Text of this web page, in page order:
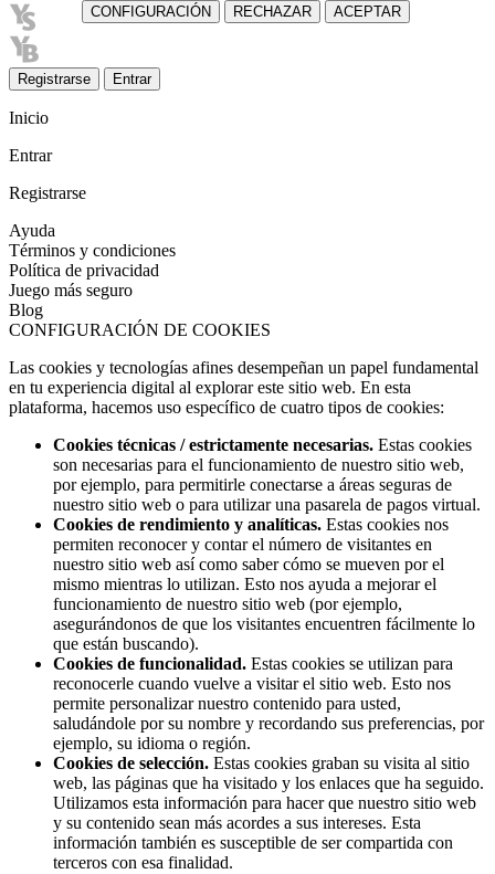
Registrarse Entrar
Inicio
Entrar
Registrarse
Ayuda
Términos y condiciones
Política de privacidad
Juego más seguro
Blog
CONFIGURACIÓN DE COOKIES
Las cookies y tecnologías afines desempeñan un papel fundamental
en tu experiencia digital al explorar este sitio web. En esta
plataforma, hacemos uso específico de cuatro tipos de cookies:
Cookies técnicas / estrictamente necesarias. Estas cookies
son necesarias para el funcionamiento de nuestro sitio web,
por ejemplo, para permitirle conectarse a áreas seguras de
nuestro sitio web o para utilizar una pasarela de pagos virtual.
Cookies de rendimiento y analíticas. Estas cookies nos
permiten reconocer y contar el número de visitantes en
nuestro sitio web así como saber cómo se mueven por el
mismo mientras lo utilizan. Esto nos ayuda a mejorar el
funcionamiento de nuestro sitio web (por ejemplo,
asegurándonos de que los visitantes encuentren fácilmente lo
que están buscando).
Cookies de funcionalidad. Estas cookies se utilizan para
reconocerle cuando vuelve a visitar el sitio web. Esto nos
permite personalizar nuestro contenido para usted,
saludándole por su nombre y recordando sus preferencias, por
ejemplo, su idioma o región.
Cookies de selección. Estas cookies graban su visita al sitio
web, las páginas que ha visitado y los enlaces que ha seguido.
Utilizamos esta información para hacer que nuestro sitio web
y su contenido sean más acordes a sus intereses. Esta
información también es susceptible de ser compartida con
terceros con esa finalidad.
CONFIGURACIÓN RECHAZAR ACEPTAR